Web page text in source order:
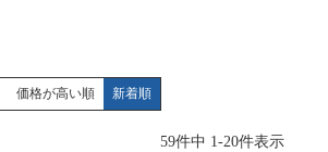
価格が高い順 新着順
59件中 1-20件表示